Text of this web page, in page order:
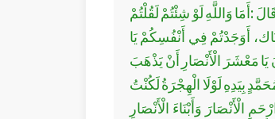
:أَمَا وَاللَّهِ لَوْ شِئْتُمْ لَقُلْتُمْ
أَوَجَدْتُمْ فِي أَنْفُسِكُمْ يَا
يَا مَعْشَرَ الْأَنْصَارِ أَنْ يَذْهَبَ
بِيَدِهِ لَوْلَا الْهِجْرَةُ لَكُنْتُ
وَأَبْنَاءَ الْأَنْصَارِ